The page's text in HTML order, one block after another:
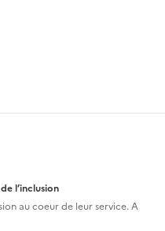
l’inclusion
aucoeur de leur service. A